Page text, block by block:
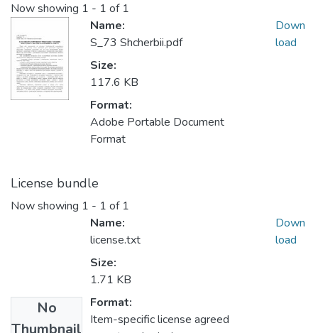
Now showing 1 - 1 of 1
Name:
S_73 Shcherbii.pdf
Size:
117.6 KB
Format:
Adobe Portable Document
Format
Down
load
License bundle
Now showing 1 - 1 of 1
No
Name:
license.txt
Size:
1.71 KB
Format:
Item-specific license agreed
Down
load